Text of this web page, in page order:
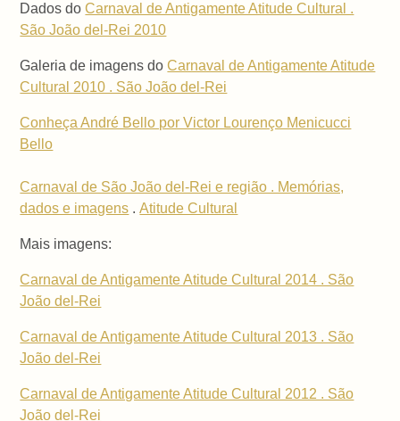
Dados doCarnaval de Antigamente Atitude Cultural .
São João del-Rei 2010
Galeria de imagens doCarnaval de Antigamente Atitude
Cultural 2010 . São João del-Rei
Conheça André Bello por Victor Lourenço Menicucci
Bello
Carnaval de São João del-Rei e região . Memórias,
dados e imagens .Atitude Cultural
Mais imagens:
Carnaval de Antigamente Atitude Cultural 2014 . São
João del-Rei
Carnaval de Antigamente Atitude Cultural 2013 . São
João del-Rei
Carnaval de Antigamente Atitude Cultural 2012 . São
João del-Rei